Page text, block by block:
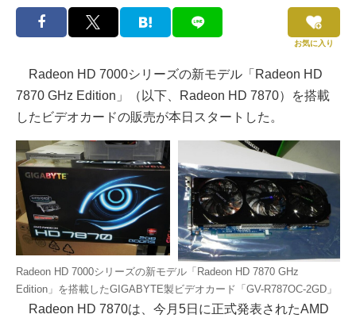
お気に入り
Radeon HD 7000シリーズの新モデル「Radeon HD
7870 GHz Edition」（以下、Radeon HD 7870）を搭載
したビデオカードの販売が本日スタートした。
Radeon HD 7000シリーズの新モデル「Radeon HD 7870 GHz
Edition」を搭載したGIGABYTE製ビデオカード「GV-R787OC-2GD」
Radeon HD 7870は、今月5日に正式発表されたAMD